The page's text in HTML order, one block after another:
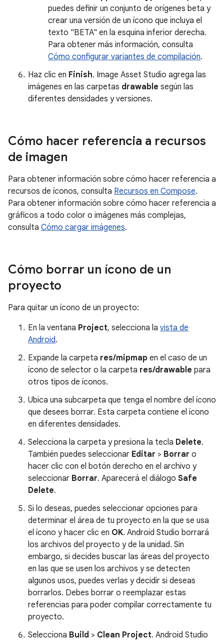
puedes definir un conjunto de orígenes beta y
crear una versión de un ícono que incluya el
texto "BETA" en la esquina inferior derecha.
Para obtener más información, consulta
Cómo configurar variantes de compilación.
Haz clic en Finish. Image Asset Studio agrega las
imágenes en las carpetas drawable según las
diferentes densidades y versiones.
Cómo hacer referencia a recursos
de imagen
Para obtener información sobre cómo hacer referencia a
recursos de íconos, consulta Recursos en Compose.
Para obtener información sobre cómo hacer referencia a
gráficos a todo color o imágenes más complejas,
consulta Cómo cargar imágenes.
Cómo borrar un ícono de un
proyecto
Para quitar un ícono de un proyecto:
En la ventana Project, selecciona la vista de
Android.
Expande la carpeta res/mipmap en el caso de un
ícono de selector o la carpeta res/drawable para
otros tipos de íconos.
Ubica una subcarpeta que tenga el nombre del ícono
que desees borrar. Esta carpeta contiene el ícono
en diferentes densidades.
Selecciona la carpeta y presiona la tecla Delete.
También puedes seleccionar Editar > Borrar o
hacer clic con el botón derecho en el archivo y
seleccionar Borrar. Aparecerá el diálogo Safe
Delete.
Si lo deseas, puedes seleccionar opciones para
determinar el área de tu proyecto en la que se usa
el ícono y hacer clic en OK. Android Studio borrará
los archivos del proyecto y de la unidad. Sin
embargo, si decides buscar las áreas del proyecto
en las que se usen los archivos y se detecten
algunos usos, puedes verlas y decidir si deseas
borrarlos. Debes borrar o reemplazar estas
referencias para poder compilar correctamente tu
proyecto.
Selecciona Build > Clean Project. Android Studio